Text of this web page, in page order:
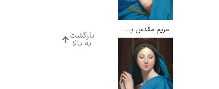
مریم مقدس پذیرنده – انگر
بازگشت
به بالا